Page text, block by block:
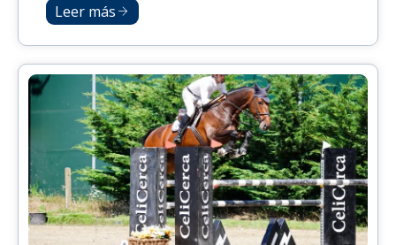
Leer más